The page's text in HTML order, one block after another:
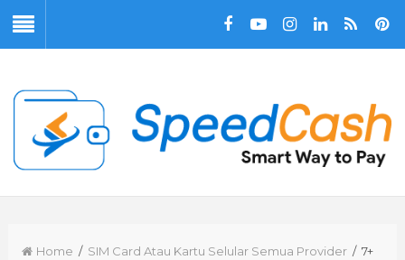
Home / SIM Card Atau Kartu Selular Semua Provider/ 7+